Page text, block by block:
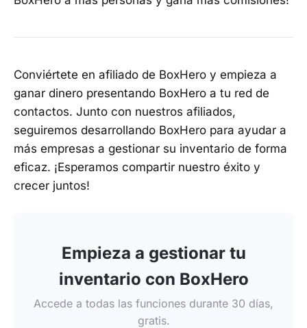
Conviértete en afiliado de BoxHero y empieza a
ganar dinero presentando BoxHero a tu red de
contactos. Junto con nuestros afiliados,
seguiremos desarrollando BoxHero para ayudar a
más empresas a gestionar su inventario de forma
eficaz. ¡Esperamos compartir nuestro éxito y
crecer juntos!
Empieza a gestionar tu
inventario con BoxHero
Accede a todas las funciones durante 30 días,
gratis.